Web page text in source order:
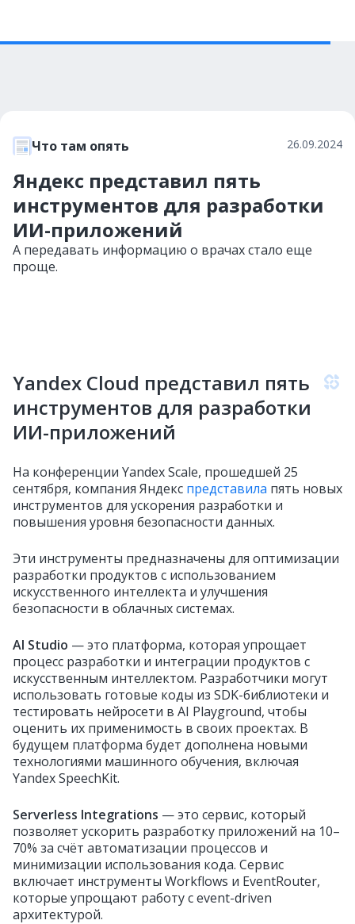
Что там опять 26.09.2024
Яндекс представил пять
инструментов для разработки
ИИ-приложений
А передавать информацию о врачах стало еще
проще.
Yandex Cloud представил пять
инструментов для разработки
ИИ-приложений
На конференции Yandex Scale, прошедшей 25
сентября, компания Яндекс представила пять новых
инструментов для ускорения разработки и
повышения уровня безопасности данных.
Эти инструменты предназначены для оптимизации
разработки продуктов с использованием
искусственного интеллекта и улучшения
безопасности в облачных системах.
AI Studio — это платформа, которая упрощает
процесс разработки и интеграции продуктов с
искусственным интеллектом. Разработчики могут
использовать готовые коды из SDK-библиотеки и
тестировать нейросети в AI Playground, чтобы
оценить их применимость в своих проектах. В
будущем платформа будет дополнена новыми
технологиями машинного обучения, включая
Yandex SpeechKit.
Serverless Integrations — это сервис, который
позволяет ускорить разработку приложений на 10–
70% за счёт автоматизации процессов и
минимизации использования кода. Сервис
включает инструменты Workflows и EventRouter,
которые упрощают работу с event-driven
архитектурой.